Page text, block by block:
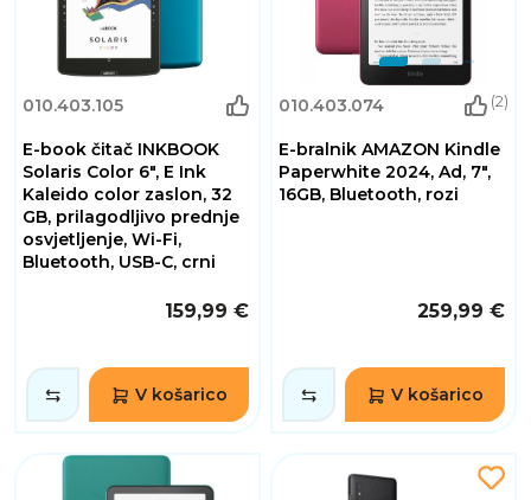
010.403.105
E-book čitač INKBOOK
Solaris Color 6", E Ink
Kaleido color zaslon, 32
GB, prilagodljivo prednje
osvjetljenje, Wi-Fi,
Bluetooth, USB-C, crni
159,99 €
V košarico
010.403.074 (2)
E-bralnik AMAZON Kindle
Paperwhite 2024, Ad, 7",
16GB, Bluetooth, rozi
259,99 €
V košarico